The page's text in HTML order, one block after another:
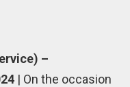
–
| On the occasion